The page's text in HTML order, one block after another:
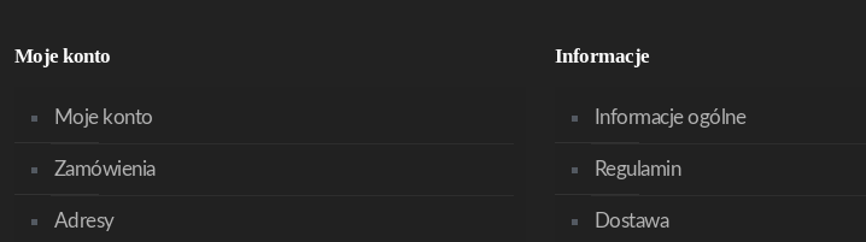
Moje konto
Moje konto
Zamówienia
Adresy
Informacje
Informacje ogólne
Regulamin
Dostawa